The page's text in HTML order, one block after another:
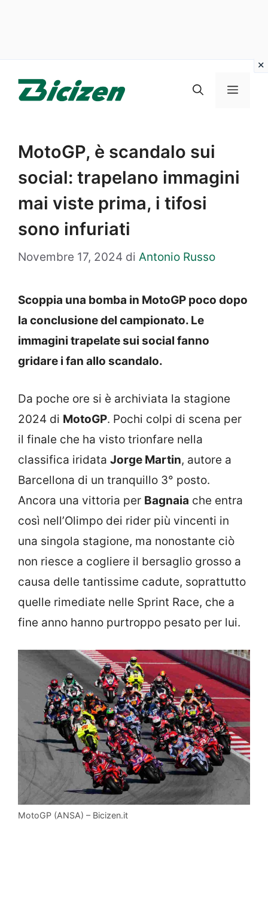
Menu
MotoGP, è scandalo sui
social: trapelano immagini
mai viste prima, i tifosi
sono infuriati
Novembre 17, 2024 di Antonio Russo
Scoppia una bomba in MotoGP poco dopo
la conclusione del campionato. Le
immagini trapelate sui social fanno
gridare i fan allo scandalo.
Da poche ore si è archiviata la stagione
2024 di MotoGP. Pochi colpi di scena per
il finale che ha visto trionfare nella
classifica iridata Jorge Martin, autore a
Barcellona di un tranquillo 3° posto.
Ancora una vittoria per Bagnaia che entra
così nell’Olimpo dei rider più vincenti in
una singola stagione, ma nonostante ciò
non riesce a cogliere il bersaglio grosso a
causa delle tantissime cadute, soprattutto
quelle rimediate nelle Sprint Race, che a
fine anno hanno purtroppo pesato per lui.
MotoGP (ANSA) – Bicizen.it